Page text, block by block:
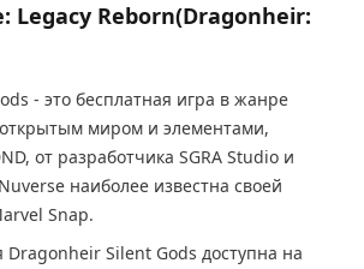
Legacy Reborn(Dragonheir:
- это бесплатная игра в жанре
миром и элементами,
от разработчика SGRA Studio и
наиболее известна своей
Snap.
Silent Gods доступна на